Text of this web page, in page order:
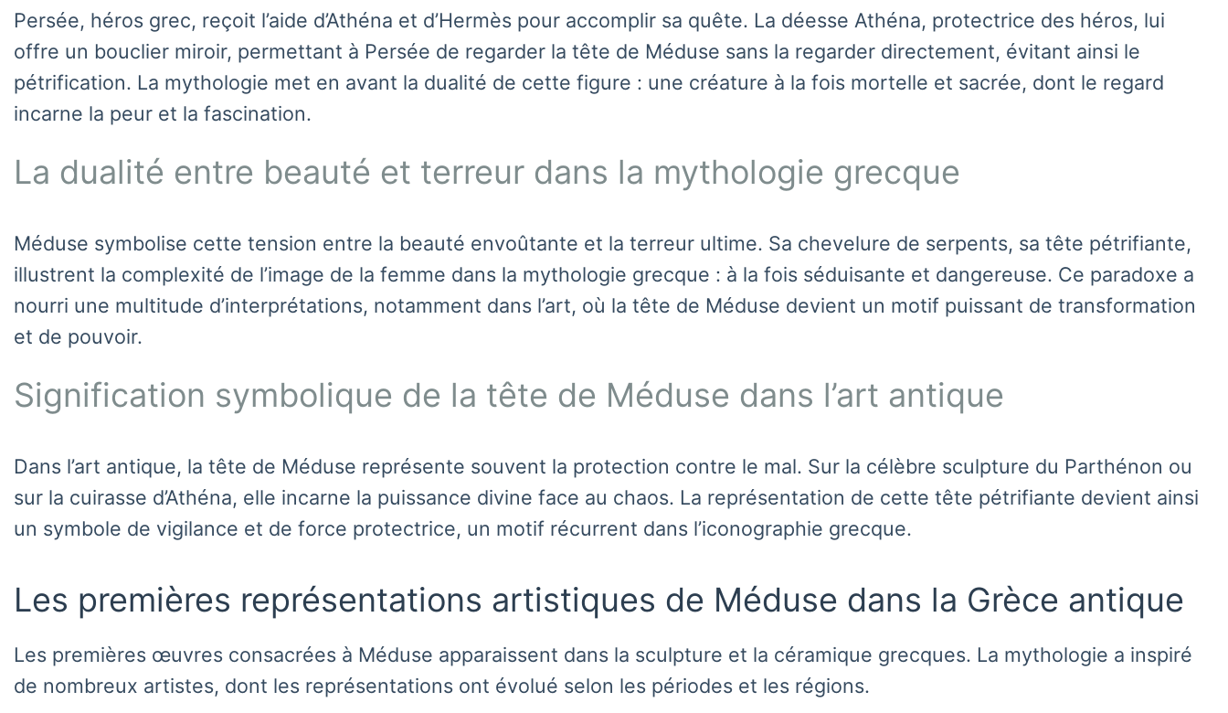
Persée, héros grec, reçoit l’aide d’Athéna et d’Hermès pour accomplir sa quête. La déesse Athéna, protectrice des héros, lui
offre un bouclier miroir, permettant à Persée de regarder la tête de Méduse sans la regarder directement, évitant ainsi le
pétrification. La mythologie met en avant la dualité de cette figure : une créature à la fois mortelle et sacrée, dont le regard
incarne la peur et la fascination.
La dualité entre beauté et terreur dans la mythologie grecque
Méduse symbolise cette tension entre la beauté envoûtante et la terreur ultime. Sa chevelure de serpents, sa tête pétrifiante,
illustrent la complexité de l’image de la femme dans la mythologie grecque : à la fois séduisante et dangereuse. Ce paradoxe a
nourri une multitude d’interprétations, notamment dans l’art, où la tête de Méduse devient un motif puissant de transformation
et de pouvoir.
Signification symbolique de la tête de Méduse dans l’art antique
Dans l’art antique, la tête de Méduse représente souvent la protection contre le mal. Sur la célèbre sculpture du Parthénon ou
sur la cuirasse d’Athéna, elle incarne la puissance divine face au chaos. La représentation de cette tête pétrifiante devient ainsi
un symbole de vigilance et de force protectrice, un motif récurrent dans l’iconographie grecque.
Les premières représentations artistiques de Méduse dans la Grèce antique
Les premières œuvres consacrées à Méduse apparaissent dans la sculpture et la céramique grecques. La mythologie a inspiré
de nombreux artistes, dont les représentations ont évolué selon les périodes et les régions.